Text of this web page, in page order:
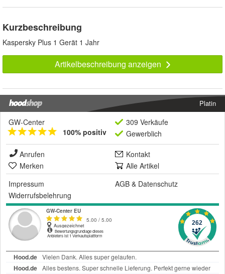
Kurzbeschreibung
Kaspersky Plus 1 Gerät 1 Jahr
Artikelbeschreibung anzeigen
Platin
GW-Center
100% positiv
309 Verkäufe
Gewerblich
Anrufen
Kontakt
Merken
Alle Artikel
Impressum
AGB & Datenschutz
Widerrufsbelehrung